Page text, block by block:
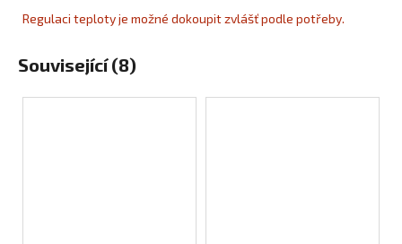
Regulaci teploty je možné dokoupit zvlášť podle potřeby.
Související (8)